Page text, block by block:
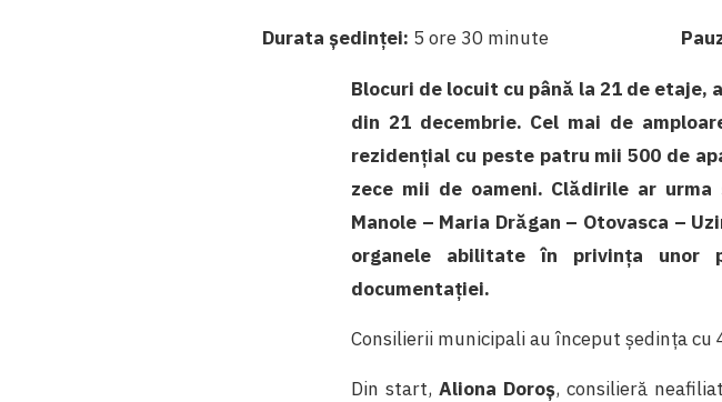
Durata ședinței: 5 ore 30 minute
Blocuri de locuit cu până la 21 de
din 21 decembrie. Cel mai de
rezidențial cu peste patru mii 500 de
zece mii de oameni. Clădirile ar
Manole – Maria Drăgan – Otovasca –
organele abilitate în privința unor
documentației.
Consilierii municipali au început ședința
Din start,Aliona Doroș, consilieră